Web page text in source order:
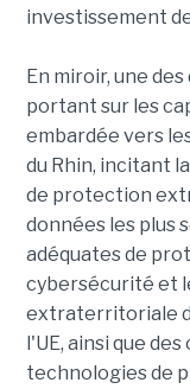
investissement
En miroir, une
portant sur les
embardée vers
du Rhin, incitant
de protection
données les plus
adéquates de
cybersécurité et
extraterritoriale
l'UE, ainsi que
technologies de